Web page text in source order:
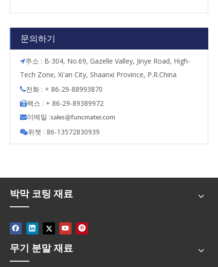
문의하기
주소 : B-304, No.69, Gazelle Valley, Jinye Road, High-
Tech Zone, Xi'an City, Shaanxi Province, P.R.China
전화 : + 86-29-88993870
팩스 : + 86-29-89389972
이메일 :sales@funcmater.com
위챗 : 86-13572830939
박막 코팅 재료
무기 분말 재료